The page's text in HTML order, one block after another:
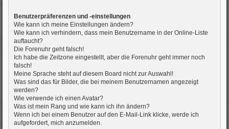
Benutzerpräferenzen und -einstellungen
Wie kann ich meine Einstellungen ändern?
Wie kann ich verhindern, dass mein Benutzername in der Online-Liste
auftaucht?
Die Forenuhr geht falsch!
Ich habe die Zeitzone eingestellt, aber die Forenuhr geht immer noch
falsch!
Meine Sprache steht auf diesem Board nicht zur Auswahl!
Was sind das für Bilder, die bei meinem Benutzernamen angezeigt
werden?
Wie verwende ich einen Avatar?
Was ist mein Rang und wie kann ich ihn ändern?
Wenn ich bei einem Benutzer auf den E-Mail-Link klicke, werde ich
aufgefordert, mich anzumelden.